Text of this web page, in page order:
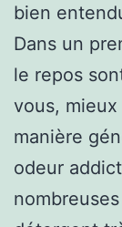
bien
Dans un
le repos
vous, mieux
manière
odeur